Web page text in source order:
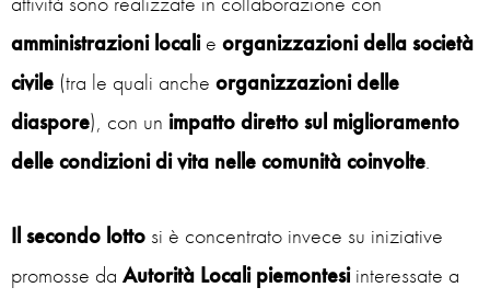
amministrazioni localie organizzazioni della società
civile (tra le quali anche organizzazioni delle
diaspore), con un impatto diretto sul miglioramento
delle condizioni di vita nelle comunità coinvolte.
Il secondo lotto si è concentrato invece su iniziative
promosse da Autorità Locali piemontesiinteressate a